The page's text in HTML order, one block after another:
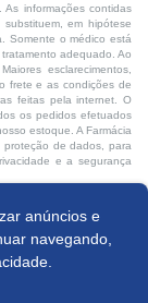
anúncios e
navegando,
As informações contidas
em hipótese
Somente o médico está
adequado. Ao
esclarecimentos,
frete e as condições de
feitas pela internet. O
os pedidos efetuados
estoque. A Farmácia
de dados, para
e a segurança